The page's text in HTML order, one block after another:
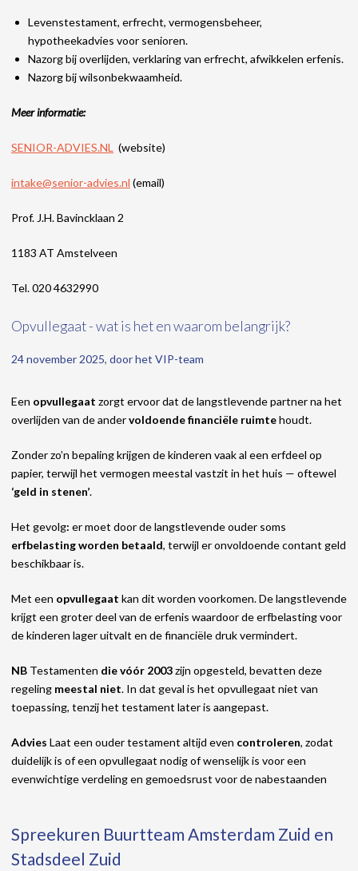
Levenstestament, erfrecht, vermogensbeheer,
hypotheekadvies voor senioren.
Nazorg bij overlijden, verklaring van erfrecht, afwikkelen erfenis.
Nazorg bij wilsonbekwaamheid.
Meer informatie:
SENIOR-ADVIES.NL (website)
intake@senior-advies.nl (email)
Prof. J.H. Bavincklaan 2
1183 AT Amstelveen
Tel. 020 4632990
Opvullegaat - wat is het en waarom belangrijk?
24 november 2025, door het VIP-team
Een opvullegaat zorgt ervoor dat de langstlevende partner na het
overlijden van de andervoldoende financiële ruimtehoudt.
Zonder zo’n bepaling krijgen de kinderen vaak al een erfdeel op
papier, terwijl het vermogen meestal vastzit in het huis — oftewel
‘geld in stenen’.
Het gevolg: er moet door de langstlevende ouder soms
erfbelasting worden betaald, terwijl er onvoldoende contant geld
beschikbaar is.
Met een opvullegaat kan dit worden voorkomen. De langstlevende
krijgt een groter deel van de erfenis waardoor de erfbelasting voor
de kinderen lager uitvalt en de financiële druk vermindert.
NB Testamenten die vóór 2003zijn opgesteld, bevatten deze
regeling meestal niet. In dat geval is het opvullegaat niet van
toepassing, tenzij het testament later is aangepast.
Advies Laat een ouder testament altijd even controleren, zodat
duidelijk is of een opvullegaat nodig of wenselijk is voor een
evenwichtige verdeling en gemoedsrust voor de nabestaanden
Spreekuren Buurtteam Amsterdam Zuid en
Stadsdeel Zuid